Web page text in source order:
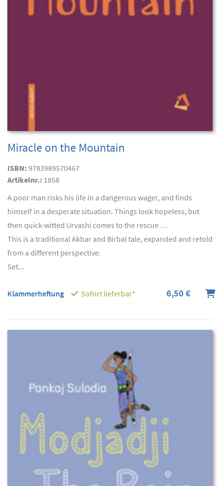
Miracle on the Mountain
ISBN: 9783989570467
Artikelnr.: 1858
A poor man risks his life in a dangerous wager, and finds
himself in a desperate situation. Things look hopeless, but
then quick-witted Urvashi comes to the rescue …
This is a traditional Akbar and Birbal tale, expanded and retold
from a different perspective.
Set...
Klammerheftung Sofort lieferbar* 6,50 €